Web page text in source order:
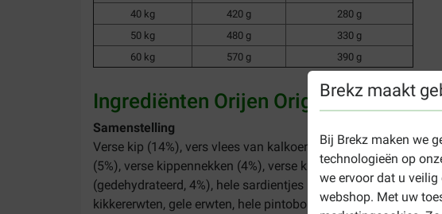
Brekz maakt
Bij Brekz maken we
technologieën op
we ervoor dat u
webshop. Met uw
40 kg
420 g
280 g
50 kg
480 g
330 g
60 kg
570 g 390 g
Ingrediënten Orijen Original
Samenstelling
Verse kip (14%), vers vlees van kalkoenen (7%), verse hele
(5%), verse kippennekken (4%), verse kippen harten (4%),
(gedehydrateerd, 4%), hele sardientjes (gedehydrateerd, 4%),
kikkererwten, gele erwten, hele pintobonen, hele witte bonen,